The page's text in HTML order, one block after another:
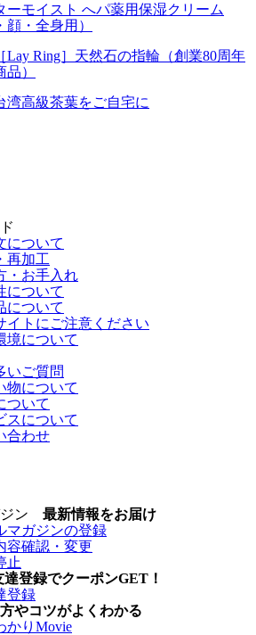
ーモイスト へパ薬用保湿クリーム
顔・全身用）
Lay Ring］ 天然石の指輪（創業80周年
）
湾高級茶葉をご自宅に
について
再加工
・お手入れ
について
について
イトにご注意ください
境について
いご質問
物について
ついて
スについて
合わせ
ジン 最新情報をお届け
マガジンの登録
容確認・変更
止
達登録でクーポンGET！
登録
やコツがよくわかる
かりMovie